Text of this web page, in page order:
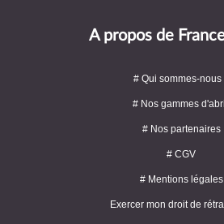
A propos de
# Qui sommes-nous
# Nos gammes
# Nos partenaires
# CGV
# Mentions légales
Exercer mon droit de